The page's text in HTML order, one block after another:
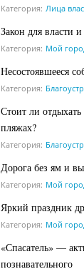
Категория: Лица
Закон для власти
Категория: Мой
Несостоявшееся
Категория:
Стоит ли
пляжах?
Категория:
Дорога без ям и
Категория: Мой
Яркий праздник
Категория: Мой
«Спасатель» —
познавательного